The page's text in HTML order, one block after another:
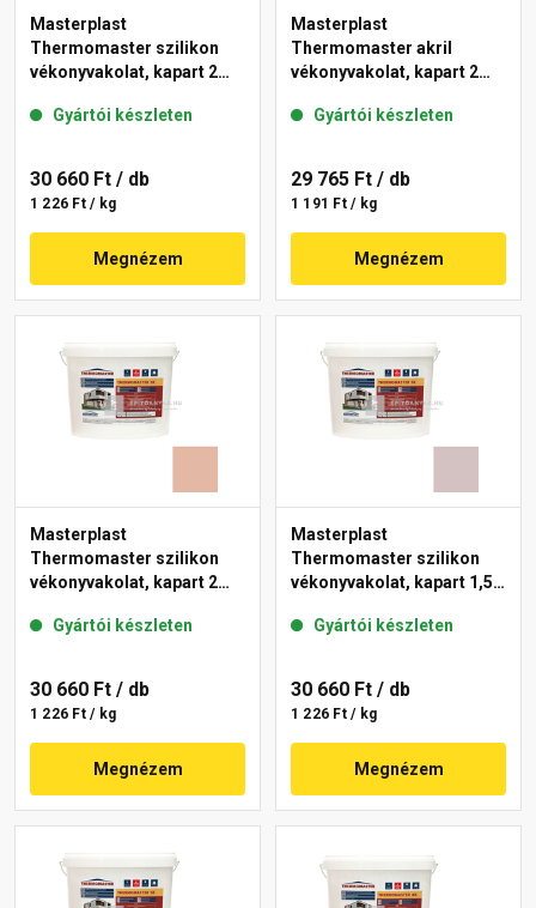
Masterplast
Thermomaster szilikon
vékonyvakolat, kapart 2
Gyártói készleten
30 660 Ft / db
1 226 Ft / kg
Megnézem
Masterplast
Thermomaster akril
vékonyvakolat, kapart 2
Gyártói készleten
29 765 Ft / db
1 191 Ft / kg
Megnézem
Masterplast
Thermomaster szilikon
vékonyvakolat, kapart 2
Gyártói készleten
30 660 Ft / db
1 226 Ft / kg
Megnézem
Masterplast
Thermomaster szilikon
vékonyvakolat, kapart 1,5
Gyártói készleten
30 660 Ft / db
1 226 Ft / kg
Megnézem